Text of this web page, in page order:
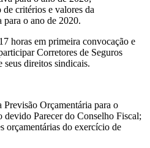
de critérios e valores da
o ano de 2020.
horas em primeira convocação e
Corretores de Seguros
seus direitos sindicais.
Previsão Orçamentária para o
Parecer do Conselho Fiscal;
orçamentárias do exercício de